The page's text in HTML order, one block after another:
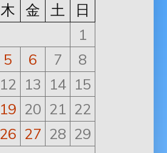
木 金 土
日
1
5 6 7
8
12 13 14 15
19 20 21 22
26 27 28 29